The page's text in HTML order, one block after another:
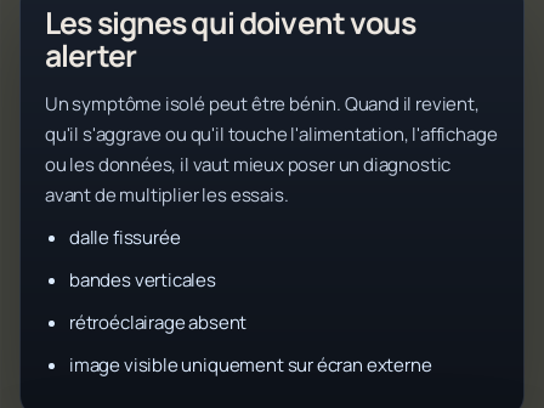
Les signes qui doivent vous
alerter
Un symptôme isolé peut être bénin. Quand il revient,
qu'il s'aggrave ou qu'il touche l'alimentation, l'affichage
ou les données, il vaut mieux poser un diagnostic
avant de multiplier les essais.
dalle fissurée
bandes verticales
rétroéclairage absent
image visible uniquement sur écran externe